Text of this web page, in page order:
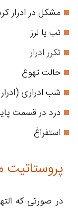
مشکل در ادرار
تب یا لرز
تکرر ادرار
حالت تهوع
شب ادراری (ادرار 2 تا 3 بار در شب)
درد در قسمت
استفراغ
پروستاتیت
در صورتی که